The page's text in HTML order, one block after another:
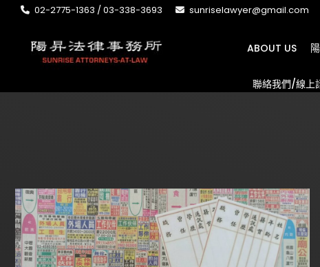
02-2775-1363 / 03-338-3693 sunriselawyer@gmail.com
ABOUT US
聯絡我們/線上